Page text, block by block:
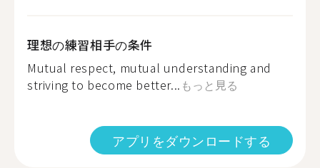
理想の練習相手の条件
Mutual respect, mutual understanding and
striving to become better... もっと見る
アプリをダウンロードする